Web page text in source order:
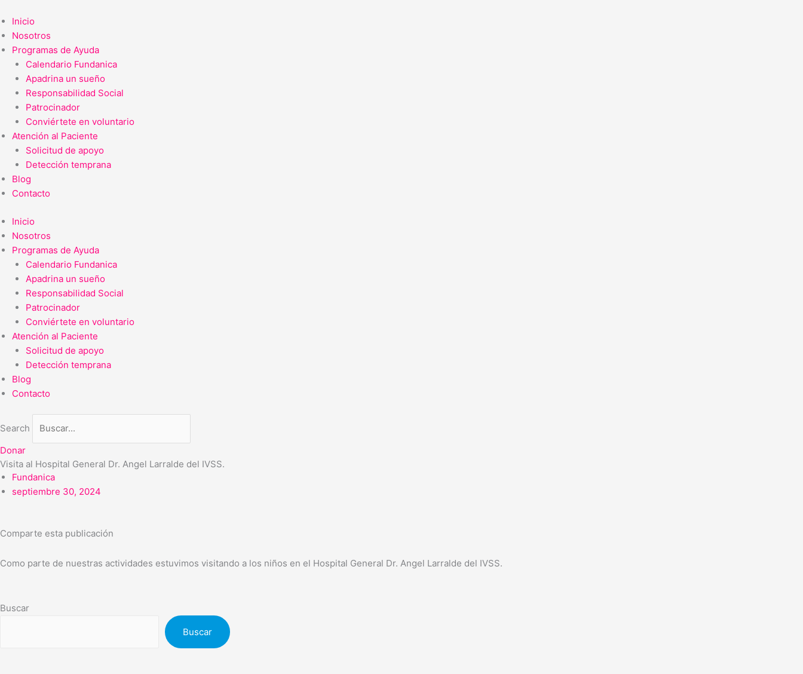
al
contenido
Inicio
Nosotros
Programas de Ayuda
Calendario Fundanica
Apadrina un sueño
Responsabilidad Social
Patrocinador
Conviértete en voluntario
Atención al Paciente
Solicitud de apoyo
Detección temprana
Blog
Contacto
Inicio
Nosotros
Programas de Ayuda
Calendario Fundanica
Apadrina un sueño
Responsabilidad Social
Patrocinador
Conviértete en voluntario
Atención al Paciente
Solicitud de apoyo
Detección temprana
Blog
Contacto
Search
Donar
Visita al Hospital General Dr. Angel Larralde del IVSS.
Fundanica
septiembre 30, 2024
Comparte esta publicación
Como parte de nuestras actividades estuvimos visitando a los niños en el Hospital General Dr. Angel Larralde del IVSS.
Buscar
Buscar